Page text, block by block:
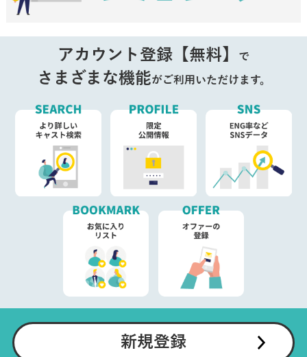
アカウント登録【無料】 で
さまざまな機能がご利用いただけます。
新規登録